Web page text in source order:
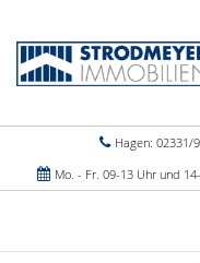
Hagen: 02331/
Mo. - Fr. 09-13 Uhr und